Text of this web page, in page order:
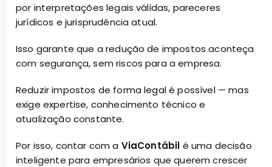
por interpretações legais válidas, pareceres
jurídicos e jurisprudência atual.
Isso garante que a redução de impostos aconteça
com segurança, sem riscos para a empresa.
Reduzir impostos de forma legal é possível — mas
exige expertise, conhecimento técnico e
atualização constante.
Por isso, contar com a ViaContábil é uma decisão
inteligente para empresários que querem crescer